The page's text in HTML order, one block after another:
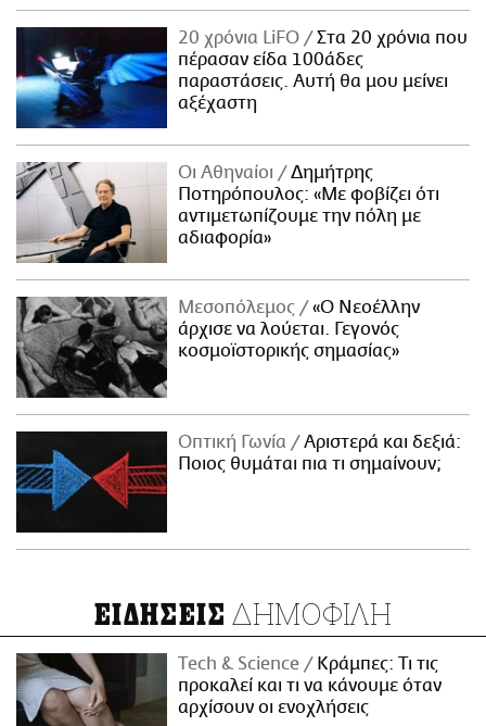
20 χρόνια LiFO
Στα 20 χρόνια που
πέρασαν είδα 100άδες
παραστάσεις. Αυτή θα μου μείνει
αξέχαστη
Οι Αθηναίοι
Δημήτρης
Ποτηρόπουλος: «Με φοβίζει ότι
αντιμετωπίζουμε την πόλη με
αδιαφορία»
Μεσοπόλεμος
«Ο Νεοέλλην
άρχισε να λούεται. Γεγονός
κοσμοϊστορικής σημασίας»
Οπτική Γωνία
Αριστερά και δεξιά:
Ποιος θυμάται πια τι σημαίνουν;
ΕΙΔΗΣΕΙΣ ΔΗΜΟΦΙΛΗ
Τech & Science
Κράμπες: Τι τις
προκαλεί και τι να κάνουμε όταν
αρχίσουν οι ενοχλήσεις